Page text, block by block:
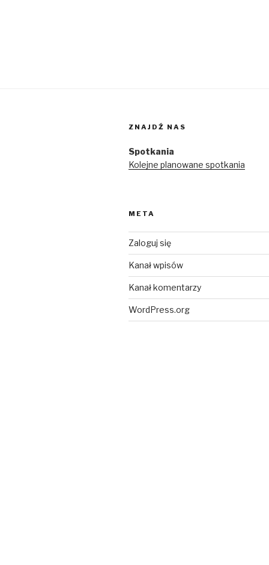
ZNAJDŹ NAS
Spotkania
Kolejne planowane spotkania
META
Zaloguj się
Kanał wpisów
Kanał komentarzy
WordPress.org